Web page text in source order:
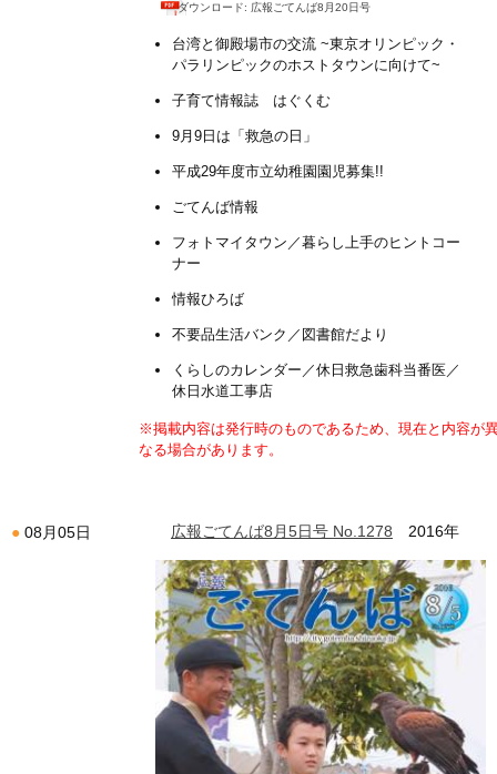
ダウンロード: 広報ごてんば8月20日号
台湾と御殿場市の交流 ~東京オリンピック・
パラリンピックのホストタウンに向けて~
子育て情報誌 はぐくむ
9月9日は「救急の日」
平成29年度市立幼稚園園児募集!!
ごてんば情報
フォトマイタウン／暮らし上手のヒントコー
ナー
情報ひろば
不要品生活バンク／図書館だより
くらしのカレンダー／休日救急歯科当番医／
休日水道工事店
※掲載内容は発行時のものであるため、現在と内容が
なる場合があります。
08月05日 広報ごてんば8月5日号 No.1278 2016年